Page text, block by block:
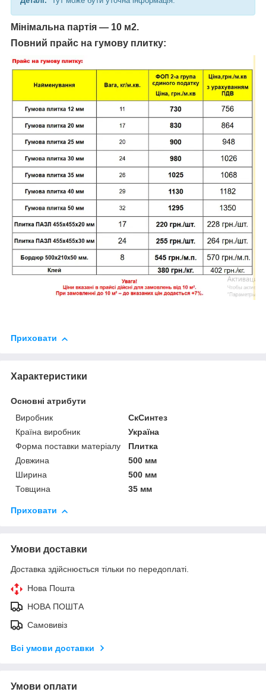
Мінімальна партія — 10 м2.
Повний прайс на гумову плитку:
Приховати
Характеристики
Основні атрибути
Виробник
СкСинтез
Країна виробник
Україна
Форма поставки матеріалу
Плитка
Довжина
500 мм
Ширина
500 мм
Товщина
35 мм
Приховати
Умови доставки
Доставка здійснюється тільки по передоплаті.
Нова Пошта
НОВА ПОШТА
Самовивіз
Всі умови доставки
Умови оплати